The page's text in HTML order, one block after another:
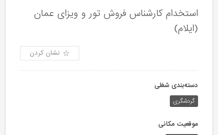
استخدام کارشناس فروش تور و ویزای عمان
(ایلام)
نشان کردن
دسته‌بندی شغلی
گردشگری
موقعیت مکانی